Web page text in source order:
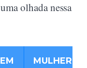
olhada nessa
MULHER